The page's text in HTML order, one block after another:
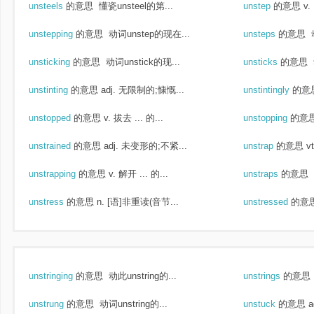
unsteels 的意思 懂瓷unsteel的第... unstep 的意思 v.
unstepping 的意思 动词unstep的现在... unsteps 的意思
unsticking 的意思 动词unstick的现... unsticks 的意思
unstinting 的意思 adj. 无限制的;慷慨... unstintingly 的意
unstopped 的意思 v. 拔去 ... 的... unstopping 的意
unstrained 的意思 adj. 未变形的;不紧... unstrap 的意思
unstrapping 的意思 v. 解开 ... 的... unstraps 的意思
unstress 的意思 n. [语]非重读(音节... unstressed 的意
unstringing 的意思 动此unstring的... unstrings 的意思
unstrung 的意思 动词unstring的... unstuck 的意思